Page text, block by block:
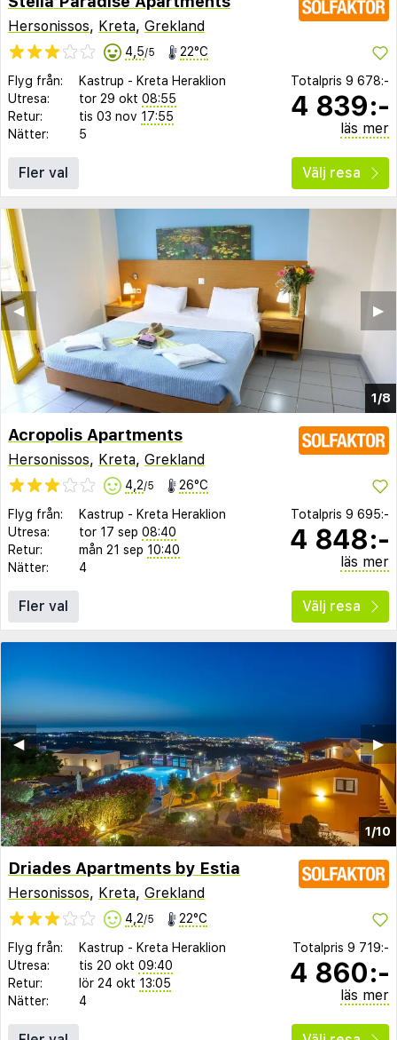
Hersonissos, Kreta, Grekland
4,5/5 22°C
Flyg från: Kastrup - Kreta Heraklion
Utresa:
tor 29 okt 08:55
Retur:
tis 03 nov 17:55
Nätter:
5
Totalpris 9 678:-
4 839:-
läs mer
Fler val Välj resa
1/8
▶︎
◀︎
Acropolis Apartments
Hersonissos, Kreta, Grekland
4,2/5 26°C
Flyg från: Kastrup - Kreta Heraklion
Utresa:
tor 17 sep 08:40
Retur:
mån 21 sep 10:40
Nätter:
4
Totalpris 9 695:-
4 848:-
läs mer
Fler val Välj resa
1/10
▶︎
◀︎
Driades Apartments by Estia
Hersonissos, Kreta, Grekland
4,2/5 22°C
Flyg från: Kastrup - Kreta Heraklion
Utresa:
tis 20 okt 09:40
Retur:
lör 24 okt 13:05
Nätter:
4
Totalpris 9 719:-
4 860:-
läs mer